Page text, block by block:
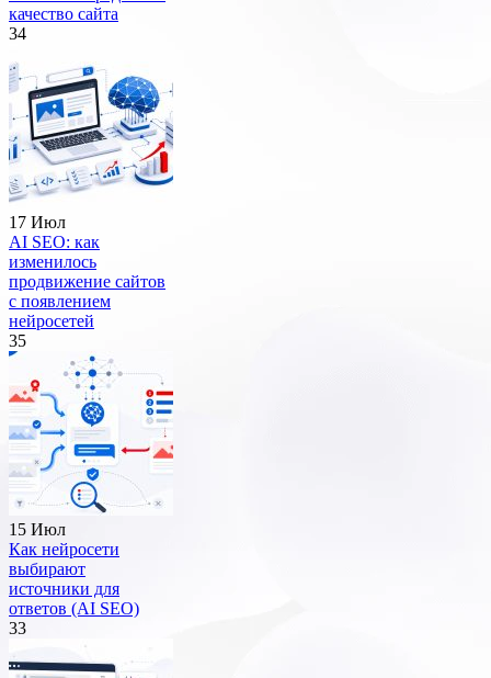
качество сайта
34
17 Июл
AI SEO: как
изменилось
продвижение сайтов
с появлением
нейросетей
35
15 Июл
Как нейросети
выбирают
источники для
ответов (AI SEO)
33